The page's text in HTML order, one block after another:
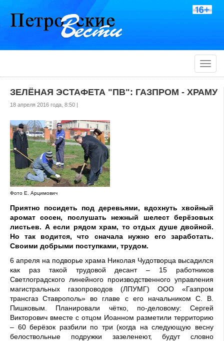
Toggle
ЗЕЛЁНАЯ ЭСТАФЕТА "ПВ": ГАЗПРОМ - ХРАМУ
18 апреля 2016 года, 8:50 |
Фото Е. Арцимович
Приятно посидеть под деревьями, вдохнуть хвойный
аромат сосен, послушать нежный шелест берёзовых
листьев. А если рядом храм, то отдых душе двойной.
Но так водится, что сначала нужно его заработать.
Своими добрыми поступками, трудом.
6 апреля на подворье храма Николая Чудотворца высадился
как раз такой трудовой десант – 15 работников
Светлоградского линейного производственного управления
магистральных газопроводов (ЛПУМГ) ООО «Газпром
трансгаз Ставрополь» во главе с его начальником С. В.
Пишковым. Планировали чётко, по-деловому: Сергей
Викторович вместе с отцом Иоанном разметили территорию
– 60 берёзок разбили по три (когда на следующую весну
белоствольные подружки зазеленеют, будут словно